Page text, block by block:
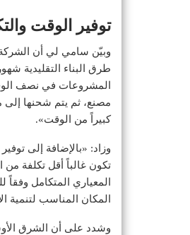
توفير الوقت
وبيّن سامي لي أن الشركة
طرق البناء التقليدية
المشروعات في نصف
مصنع، ثم يتم شحنها إلى
كبيراً من الوقت».
وزاد: «بالإضافة إلى
تكون غالباً أقل تكلفة من
المعياري المتكامل
المكان المناسب لتنمية
وشدد على أن الشرق